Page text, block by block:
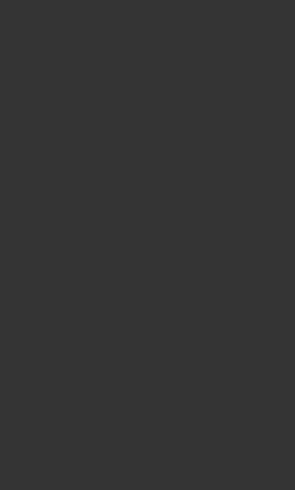
ist jede von der betroffenen
in Form einer Erklärung